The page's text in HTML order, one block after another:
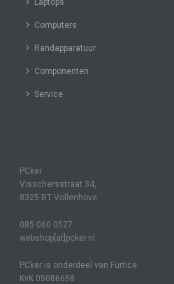
Computers
Randapparatuur
Componenten
Service
PCker
Visschersstraat 34,
8325 BT Vollenhove
085 060 0527
webshop[at]pcker.nl
PCker is onderdeel van Furtice
KvK 05086658